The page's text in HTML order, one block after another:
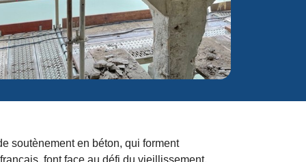
soutènement en béton, qui forment
font face au défi du vieillissement,